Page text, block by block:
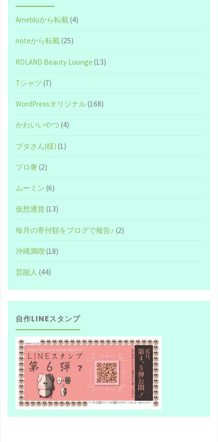
Amebloから転載(4)
noteから転載(25)
ROLAND Beauty Lounge (13)
Tシャツ (7)
WordPressオリジナル(168)
かわいいやつ (4)
ブタさん(様) (1)
プロ奢 (2)
ムーミン (6)
仮想通貨(13)
毎月の寄付額をブログで報告♪ (2)
沖縄満喫 (18)
芸能人 (44)
自作LINEスタンプ